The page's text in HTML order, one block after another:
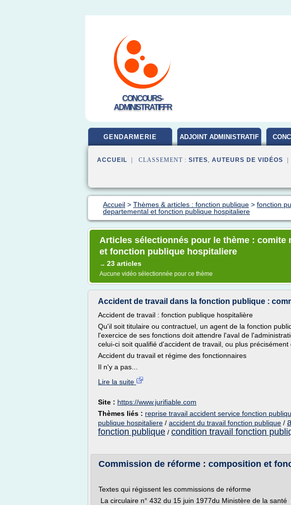
CONCOURS-
ADMINISTRATIF.FR
GENDARMERIE ADJOINT ADMINISTRATIF
ACCUEIL | CLASSEMENT : SITES, AUTEURS DE VIDÉOS |
Accueil > Thèmes & articles : fonction publique > fonction
departemental et fonction publique hospitaliere
Articles sélectionnés pour le thème : comite
et fonction publique hospitaliere
→ 23 articles
Aucune vidéo sélectionnée pour ce thème
Accident de travail dans la fonction publique :
Accident de travail : fonction publique hospitalière
Qu'il soit titulaire ou contractuel, un agent de la fonction
l'exercice de ses fonctions doit attendre l'aval de
celui-ci soit qualifié d'accident de travail, ou plus précisément
Accident du travail et régime des fonctionnaires
Il n'y a pas...
Lire la suite
Site : https://www.jurifiable.com
Thèmes liés : reprise travail accident service fonction
publique hospitaliere / accident du travail fonction publique /
fonction publique / condition travail fonction
Commission de réforme : composition et
Textes qui régissent les commissions de réforme
La circulaire n° 432 du 15 juin 1977du Ministère de la